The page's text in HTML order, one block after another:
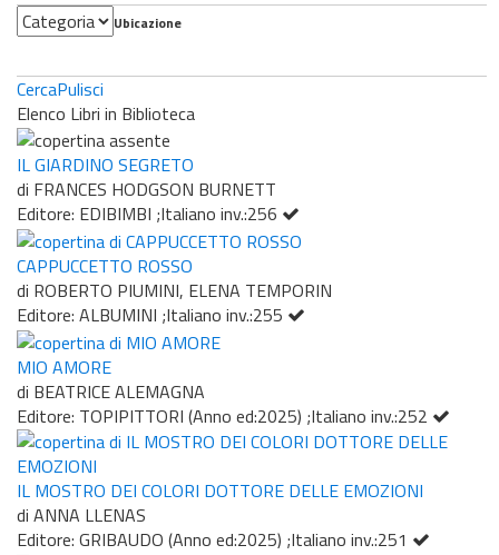
Categoria Ubicazione
CercaPulisci
Elenco Libri in Biblioteca
IL GIARDINO SEGRETO
di FRANCES HODGSON BURNETT
Editore: EDIBIMBI ;Italiano inv.:256
CAPPUCCETTO ROSSO
di ROBERTO PIUMINI, ELENA TEMPORIN
Editore: ALBUMINI ;Italiano inv.:255
MIO AMORE
di BEATRICE ALEMAGNA
Editore: TOPIPITTORI (Anno ed:2025) ;Italiano inv.:252
IL MOSTRO DEI COLORI DOTTORE DELLE EMOZIONI
di ANNA LLENAS
Editore: GRIBAUDO (Anno ed:2025) ;Italiano inv.:251